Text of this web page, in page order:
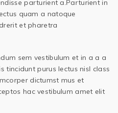
parturient a.Parturient in
quam a natoque
et pharetra
sem vestibulum et in a a a
tincidunt purus lectus nisl class
dictumst mus et
hac vestibulum amet elit